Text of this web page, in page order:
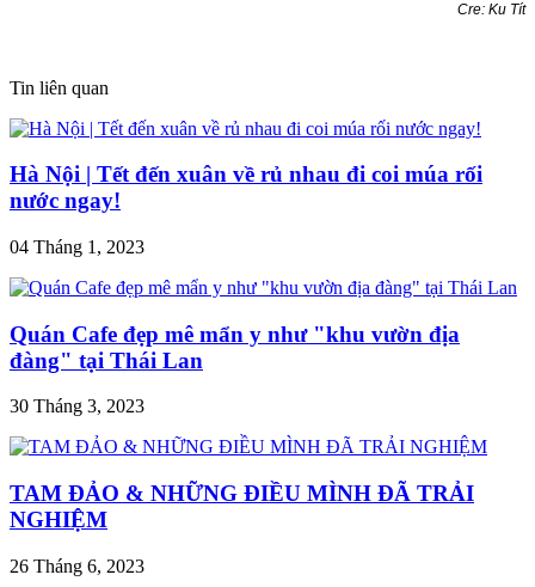
Cre: Ku Tít
Tin liên quan
Hà Nội | Tết đến xuân về rủ nhau đi coi múa rối
nước ngay!
04 Tháng 1, 2023
Quán Cafe đẹp mê mẩn y như "khu vườn địa
đàng" tại Thái Lan
30 Tháng 3, 2023
TAM ĐẢO & NHỮNG ĐIỀU MÌNH ĐÃ TRẢI
NGHIỆM
26 Tháng 6, 2023